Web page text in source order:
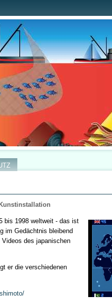
bis 1998 weltweit - das ist
im Gedächtnis bleibend
des japanischen
er die verschiedenen